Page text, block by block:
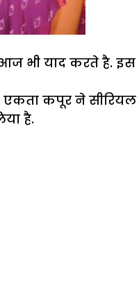
याद करते है. इस
कपूर ने सीरियल
है.